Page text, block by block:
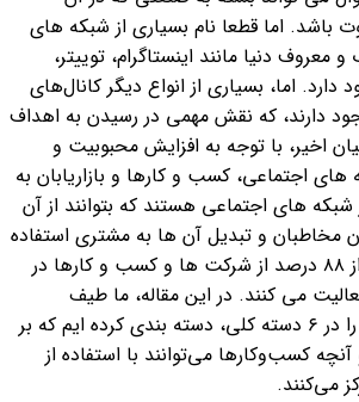
باشد. اما قطعا نام بسیاری از شبکه های
دنیا مانند اینستاگرام، توییتر،
اما، بسیاری از انواع دیگر کانال‌های
دارند، که نقش مهمی در رسیدن به اهداف
اخیر، با توجه به افزایش محبوبیت و
اجتماعی، کسب و کارها و بازاریابان به
شبکه های اجتماعی هستند که بتوانند از آن
مخاطبان و تبدیل آن ها به مشتری استفاده
کنند. طبق آمار، بیش از ٨٨ درصد از شرکت ها و کسب و کارها در
می کنند. در این مقاله، ما طیف
گسترده‌ای از پلتفرم‌ها را در ٦ دسته کلی، دسته ‌بندی کرده ایم که بر
کسب‌وکارها می‌توانند با استفاده از
می‌کنند.